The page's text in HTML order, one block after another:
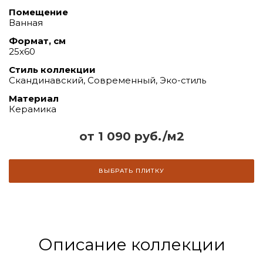
от 1 090 руб./м2
ВЫБРАТЬ ПЛИТКУ
Помещение
Ванная
Формат, см
25x60
Стиль коллекции
Скандинавский, Современный, Эко-стиль
Материал
Керамика
Описание коллекции